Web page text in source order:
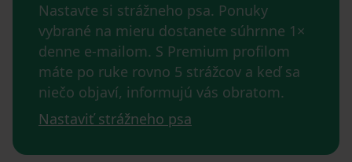
Nastavte si strážneho psa. Ponuky
vybrané na mieru dostanete súhrnne 1×
denne e-mailom. S Premium profilom
máte po ruke rovno 5 strážcov a keď sa
niečo objaví, informujú vás obratom.
Nastaviť strážneho psa